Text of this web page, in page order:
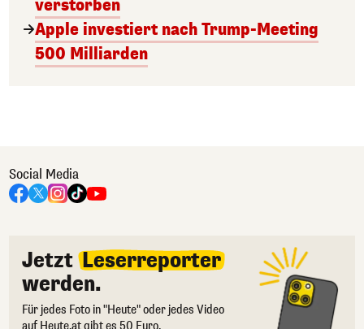
verstorben
Apple investiert nach Trump-Meeting
500 Milliarden
Social Media
Jetzt Leserreporter
werden.
Für jedes Foto in "Heute" oder jedes Video